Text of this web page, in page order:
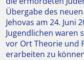
Übergabe des
Jehovas am 24. Juni
Jugendlichen waren
vor Ort Theorie und
erarbeiten zu